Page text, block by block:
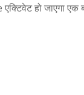
हो जाएगा एक